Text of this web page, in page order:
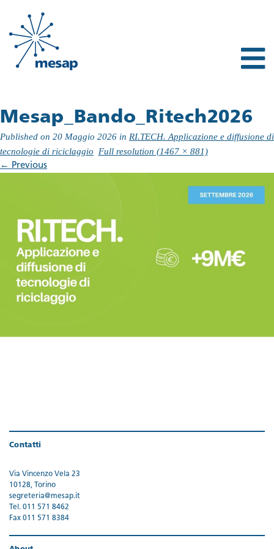
Mesap_Bando_Ritech2026
Published on 20 Maggio 2026 in RI.TECH. Applicazione e diffusione di
tecnologie di riciclaggio
Full resolution (1467 × 881)
← Previous
Contatti
Via Vincenzo Vela 23
10128, Torino
segreteria@mesap.it
Tel. 011 571 8462
Fax 011 571 8384